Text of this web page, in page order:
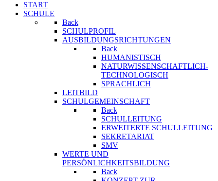
START
SCHULE
Back
SCHULPROFIL
AUSBILDUNGSRICHTUNGEN
Back
HUMANISTISCH
NATURWISSENSCHAFTLICH-
TECHNOLOGISCH
SPRACHLICH
LEITBILD
SCHULGEMEINSCHAFT
Back
SCHULLEITUNG
ERWEITERTE SCHULLEITUNG
SEKRETARIAT
SMV
WERTE UND
PERSÖNLICHKEITSBILDUNG
Back